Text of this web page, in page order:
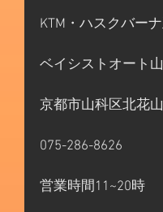
KTM・ハスクバー
ベイシストオート
京都市山科区北花
075-286-8626
営業時間11~20時